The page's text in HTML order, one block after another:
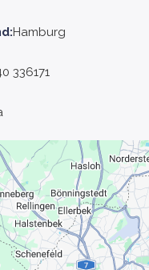
Hamburg
336171